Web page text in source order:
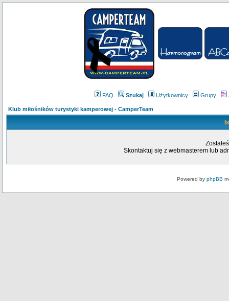
FAQ Szukaj Użytkownicy Grupy
Klub miłośników turystyki kamperowej - CamperTeam
Skontaktuj się z webmasterem lub
Powered by phpBB